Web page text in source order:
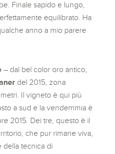
Finale sapido e lungo,
equilibrato. Ha
anno a mio parere
– dal bel color oro antico,
del 2015, zona
Il vigneto è qui più
a sud e la vendemmia è
2015. Dei tre, questo è il
che pur rimane viva,
della tecnica di